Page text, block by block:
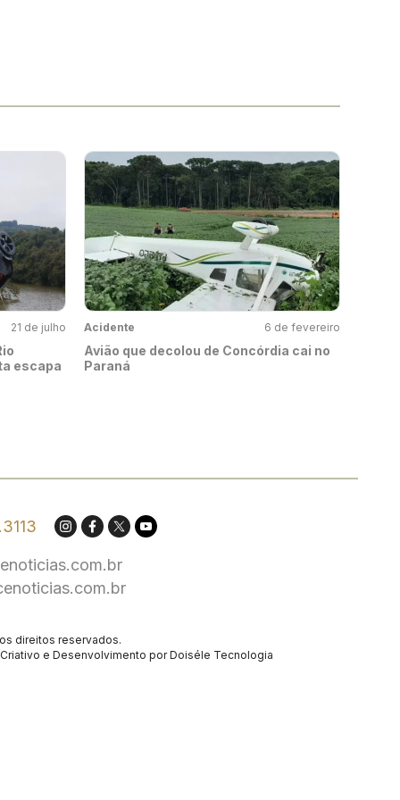
21 de julho
escapa
Acidente 6 de fevereiro
Avião que decolou de Concórdia cai no
Paraná
direitos reservados.
e Desenvolvimento porDoiséle Tecnologia